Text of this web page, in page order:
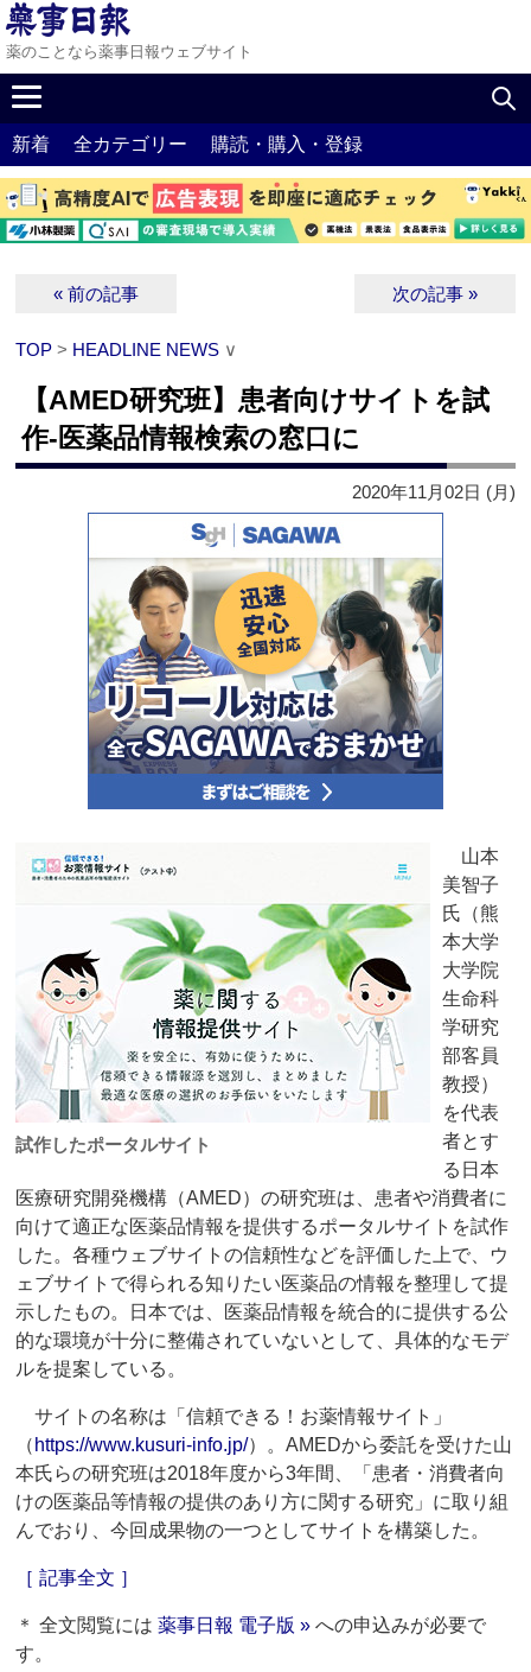
薬のことなら薬事日報ウェブサイト
新着 全カテゴリー 購読・購入・登録
« 前の記事 次の記事 »
TOP > HEADLINE NEWS ∨
【AMED研究班】患者向けサイトを試
作‐医薬品情報検索の窓口に
2020年11月02日 (月)
試作したポータルサイト
山本
美智子
氏（熊
本大学
大学院
生命科
学研究
部客員
教授）
を代表
者とす
る日本
医療研究開発機構（AMED）の研究班は、患者や消費者に
向けて適正な医薬品情報を提供するポータルサイトを試作
した。各種ウェブサイトの信頼性などを評価した上で、ウ
ェブサイトで得られる知りたい医薬品の情報を整理して提
示したもの。日本では、医薬品情報を統合的に提供する公
的な環境が十分に整備されていないとして、具体的なモデ
ルを提案している。
サイトの名称は「信頼できる！お薬情報サイト」
（ https://www.kusuri-info.jp/）。AMEDから委託を受けた山
本氏らの研究班は2018年度から3年間、「患者・消費者向
けの医薬品等情報の提供のあり方に関する研究」に取り組
んでおり、今回成果物の一つとしてサイトを構築した。
［ 記事全文 ］
＊ 全文閲覧には薬事日報 電子版 » への申込みが必要で
す。